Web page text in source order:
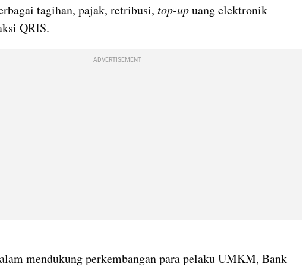
tagihan, pajak, retribusi, top-up uang elektronik
QRIS.
ADVERTISEMENT
mendukung perkembangan para pelaku UMKM, Bank